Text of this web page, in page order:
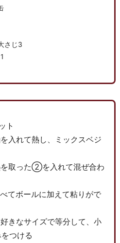
さじ3
ト
入れて熱し、ミックスベジ
取った②を入れて混ぜ合わ
てボールに加えて粘りがで
きなサイズで等分して、小
つける